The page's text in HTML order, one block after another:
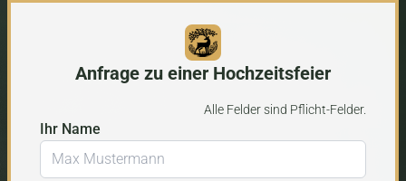
Anfrage zu einer Hochzeitsfeier
Alle Felder sind Pflicht-Felder.
Ihr Name